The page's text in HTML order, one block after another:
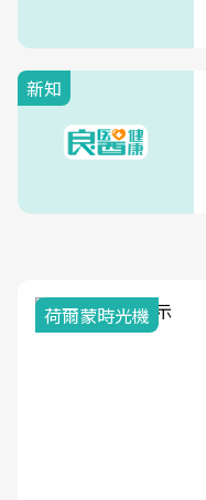
新知
荷爾蒙時光機